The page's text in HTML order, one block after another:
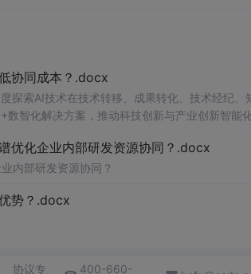
协同成本？.docx
探索AI技术在技术转移、成果转化、技术经纪
智化解决方案，推动科技创新与产业创新智能化
优化企业内部研发资源协同？.docx
内部研发资源协同？
势？.docx
协议专 400-660-